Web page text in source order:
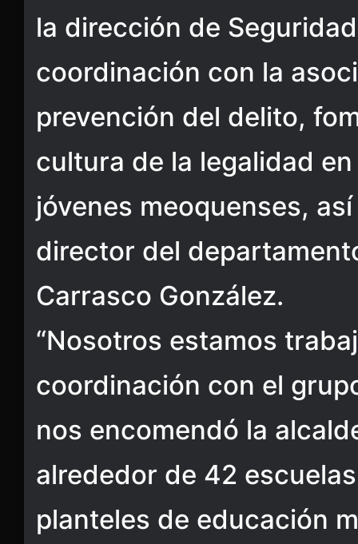
la dirección de
coordinación con la
prevención del delito,
cultura de la legalidad
jóvenes meoquenses,
director del
Carrasco González.
“Nosotros estamos
coordinación con el
nos encomendó la
alrededor de 42
planteles de educación